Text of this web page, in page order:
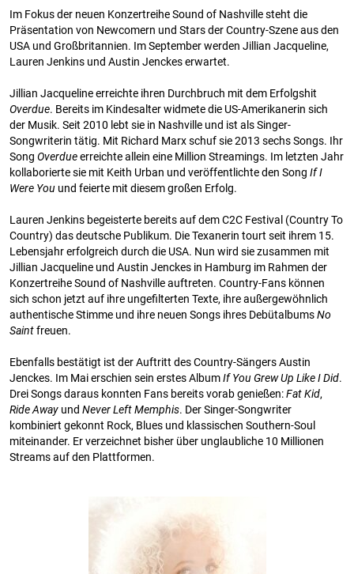
Im Fokus der neuen Konzertreihe Sound of Nashville steht die
Präsentation von Newcomern und Stars der Country-Szene aus den
USA und Großbritannien. Im September werden Jillian Jacqueline,
Lauren Jenkins und Austin Jenckes erwartet.
Jillian Jacqueline erreichte ihren Durchbruch mit dem Erfolgshit
Overdue. Bereits im Kindesalter widmete die US-Amerikanerin sich
der Musik. Seit 2010 lebt sie in Nashville und ist als Singer-
Songwriterin tätig. Mit Richard Marx schuf sie 2013 sechs Songs. Ihr
Song Overdueerreichte allein eine Million Streamings. Im letzten Jahr
kollaborierte sie mit Keith Urban und veröffentlichte den Song If I
Were You und feierte mit diesem großen Erfolg.
Lauren Jenkins begeisterte bereits auf dem C2C Festival (Country To
Country) das deutsche Publikum. Die Texanerin tourt seit ihrem 15.
Lebensjahr erfolgreich durch die USA. Nun wird sie zusammen mit
Jillian Jacqueline und Austin Jenckes in Hamburg im Rahmen der
Konzertreihe Sound of Nashville auftreten. Country-Fans können
sich schon jetzt auf ihre ungefilterten Texte, ihre außergewöhnlich
authentische Stimme und ihre neuen Songs ihres DebütalbumsNo
Saintfreuen.
Ebenfalls bestätigt ist der Auftritt des Country-Sängers Austin
Jenckes. Im Mai erschien sein erstes AlbumIf You Grew Up Like I Did.
Drei Songs daraus konnten Fans bereits vorab genießen:Fat Kid,
Ride Away und Never Left Memphis. Der Singer-Songwriter
kombiniert gekonnt Rock, Blues und klassischen Southern-Soul
miteinander. Er verzeichnet bisher über unglaubliche 10 Millionen
Streams auf den Plattformen.